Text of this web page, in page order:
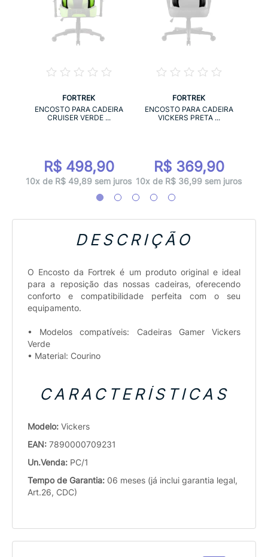
FORTREK
ENCOSTO PARA CADEIRA
CRUISER VERDE ...
R$ 498,90
10x de R$ 49,89 sem juros
FORTREK
ENCOSTO PARA CADEIRA
VICKERS PRETA ...
R$ 369,90
10x de R$ 36,99 sem juros
DESCRIÇÃO
O Encosto da Fortrek é um produto original e ideal
para a reposição das nossas cadeiras, oferecendo
conforto e compatibilidade perfeita com o seu
equipamento.
• Modelos compatíveis: Cadeiras Gamer Vickers
Verde
• Material: Courino
CARACTERÍSTICAS
Modelo: Vickers
EAN: 7890000709231
Un.Venda: PC/1
Tempo de Garantia: 06 meses (já inclui garantia legal,
Art.26, CDC)